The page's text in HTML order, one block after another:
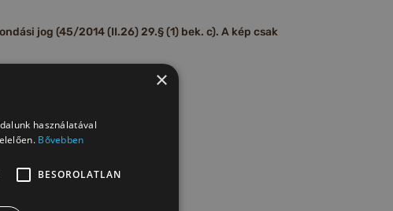
jog (45/2014 (II.26) 29.§ (1) bek. c). A kép csak
×
használatával
Bővebben
BESOROLATLAN